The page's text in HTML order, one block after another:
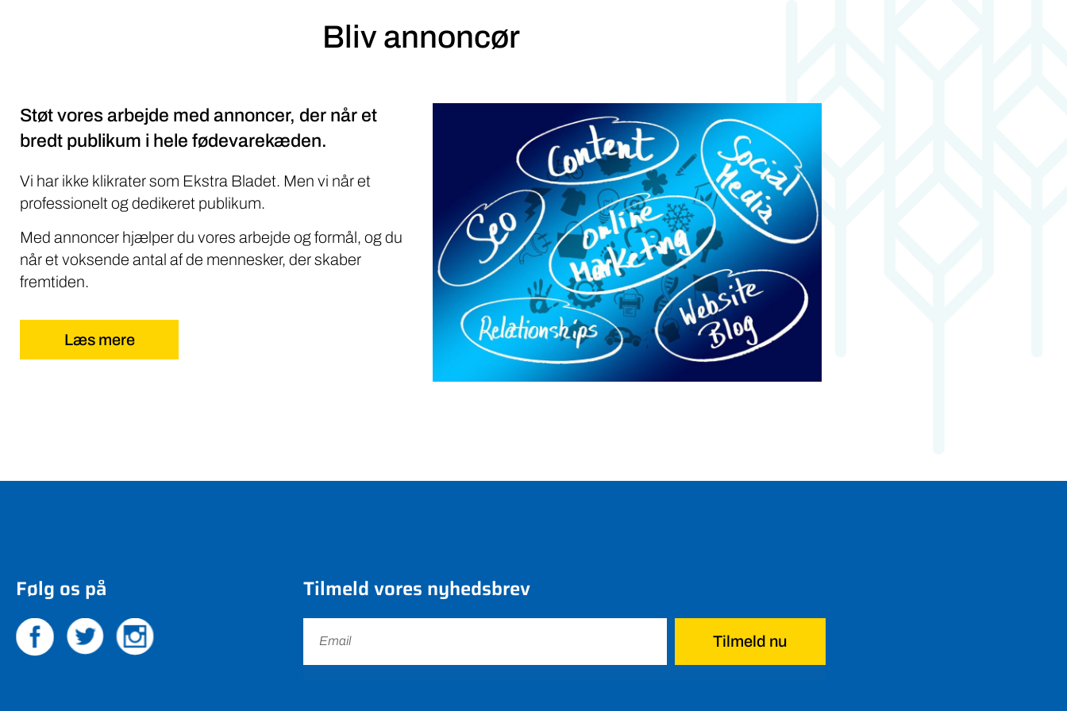
Bliv annoncør
Støt vores arbejde med annoncer, der når et
bredt publikum i hele fødevarekæden.
Vi har ikke klikrater som Ekstra Bladet. Men vi når et
professionelt og dedikeret publikum.
Med annoncer hjælper du vores arbejde og formål, og du
når et voksende antal af de mennesker, der skaber
fremtiden.
Læs mere
Følg os på Tilmeld vores nyhedsbrev
Tilmeld nu